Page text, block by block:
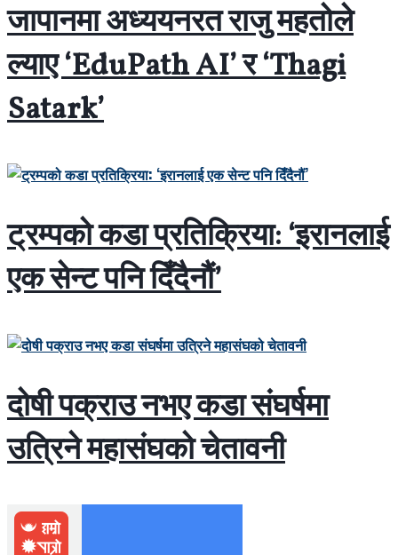
जापानमा अध्ययनरत राजु महतोले
ल्याए ‘EduPath AI’ र ‘Thagi
Satark’
ट्रम्पको कडा प्रतिक्रिया: ‘इरानलाई
एक सेन्ट पनि दिँदैनौं’
दोषी पक्राउ नभए कडा संघर्षमा
उत्रिने महासंघको चेतावनी